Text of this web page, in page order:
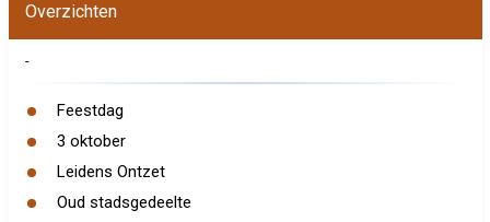
Overzichten
-
Feestdag
3 oktober
Leidens Ontzet
Oud stadsgedeelte